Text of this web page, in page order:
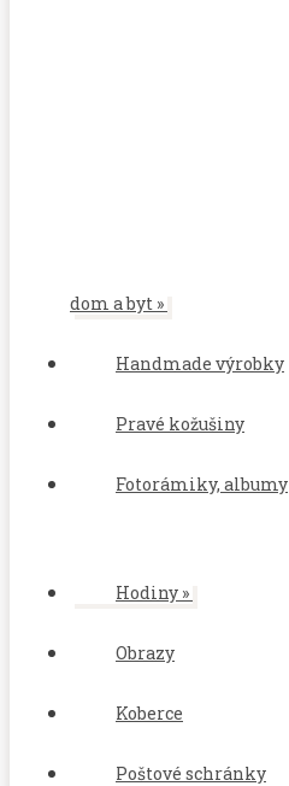
dom a byt »
Handmade výrobky
Pravé kožušiny
Fotorámiky, albumy
Hodiny »
Obrazy
Koberce
Poštové schránky